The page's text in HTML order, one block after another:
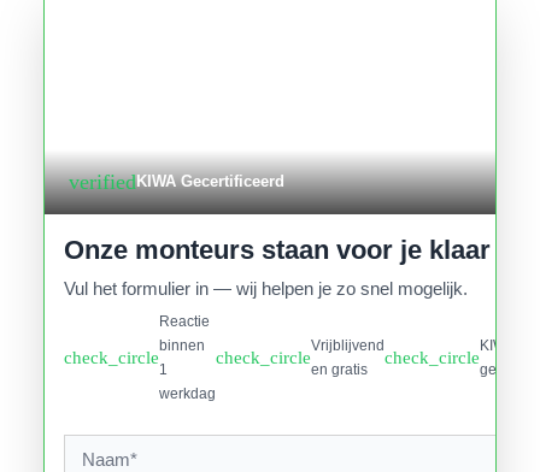
verifiedKIWA Gecertificeerd
Onze monteurs staan voor je klaar
Vul het formulier in — wij helpen je zo snel mogelijk.
check_circle
Reactie
binnen
1
werkdag
check_circle
Vrijblijvend
en gratis
check_circle
KIWA